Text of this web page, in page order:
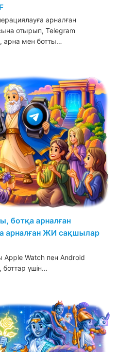
арналған
отырып, Telegram
арна мен ботты…
ботқа арналған
арналған ЖИ сақшылар
Apple Watch пен Android
боттар үшін…